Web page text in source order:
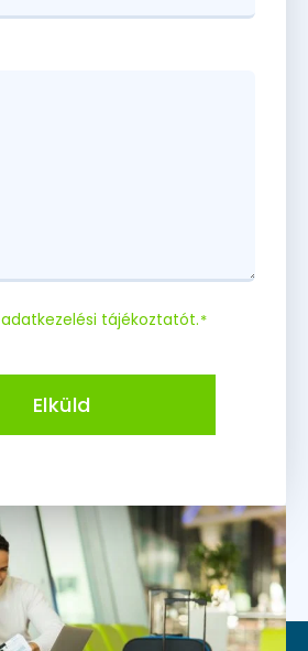
adatkezelési tájékoztatót.*
Elküld